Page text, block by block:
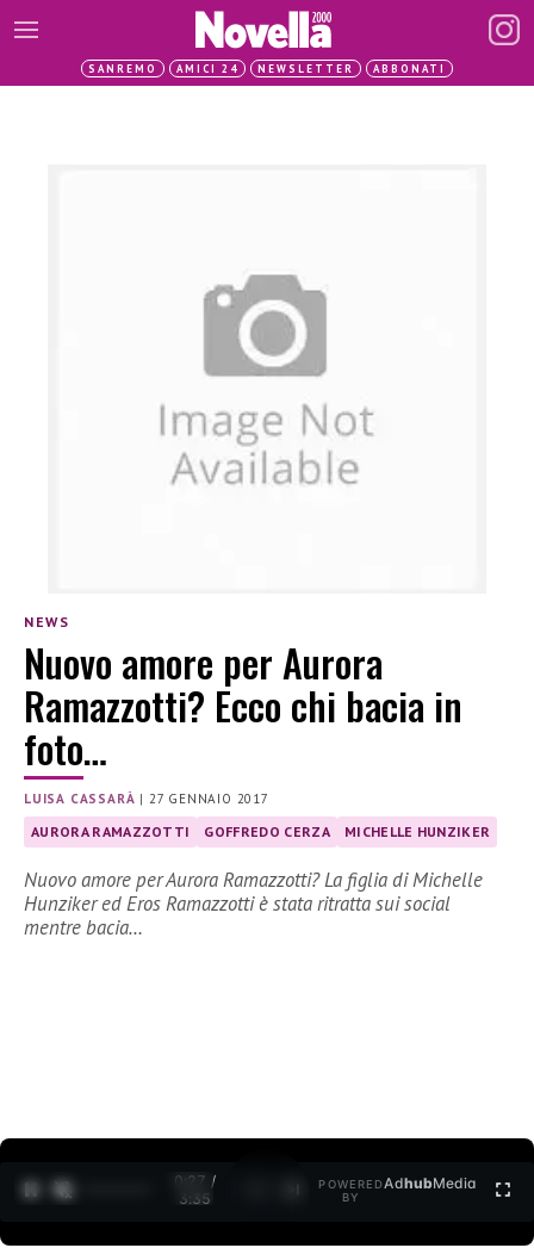
SANREMO AMICI 24 NEWSLETTER ABBONATI
NEWS
Nuovo amore per Aurora
Ramazzotti? Ecco chi bacia in
foto…
LUISA CASSARÀ | 27 GENNAIO 2017
AURORA RAMAZZOTTI GOFFREDO CERZA MICHELLE HUNZIKER
Nuovo amore per Aurora Ramazzotti? La figlia di Michelle
Hunziker ed Eros Ramazzotti è stata ritratta sui social
mentre bacia…
0:27 /
3:35
POWERED
BY
AdhubMedia